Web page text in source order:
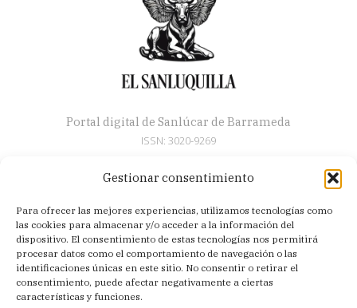
Gestionar consentimiento
Para ofrecer las mejores experiencias, utilizamos tecnologías como
las cookies para almacenar y/o acceder a la información del
dispositivo. El consentimiento de estas tecnologías nos permitirá
procesar datos como el comportamiento de navegación o las
identificaciones únicas en este sitio. No consentir o retirar el
consentimiento, puede afectar negativamente a ciertas
características y funciones.
Portal digital de Sanlúcar de Barrameda
ISSN: 3020-9269
Artículos
Semana Santa
Nosotros
Acerca de